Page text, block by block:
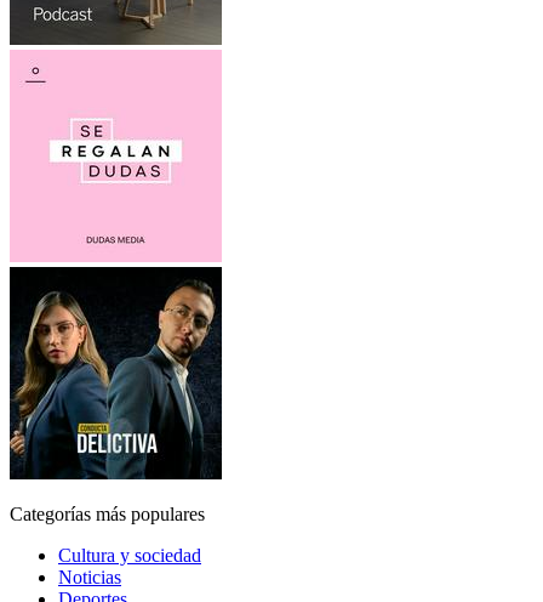
Categorías más populares
Cultura y sociedad
Noticias